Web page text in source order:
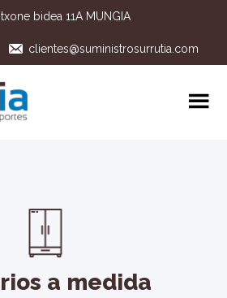
bidea 11A MUNGIA
clientes@suministrosurrutia.com
a medida